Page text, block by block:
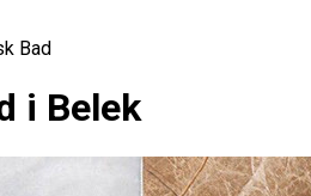
Bad
i Belek